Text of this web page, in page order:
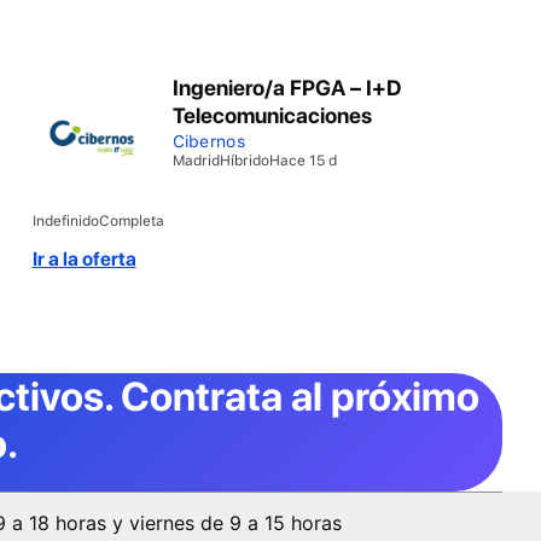
Ingeniero/a FPGA – I+D
Telecomunicaciones
Cibernos
MadridHíbridoHace 15 d
IndefinidoCompleta
Ir a la oferta
. Contrata al próximo
a 18 horas y viernes de 9 a 15 horas